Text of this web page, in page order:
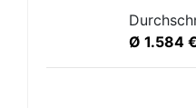
Ø 1.584 €